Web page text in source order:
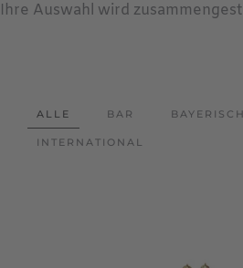
Ihre Auswahl wird
ALLE BAR BAYERISCH
INTERNATIONAL